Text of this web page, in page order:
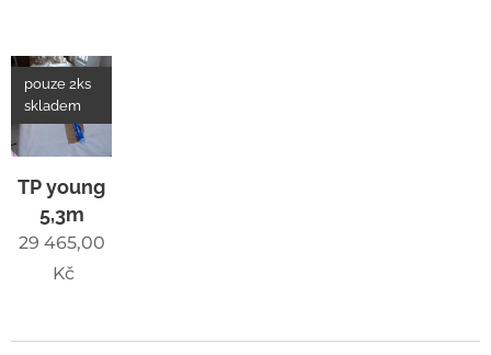
TP young
5,3m
pouze 2ks
skladem
29 465,00
Kč